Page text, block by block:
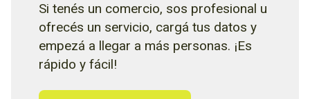
Si tenés un comercio, sos profesional u
ofrecés un servicio, cargá tus datos y
empezá a llegar a más personas. ¡Es
rápido y fácil!